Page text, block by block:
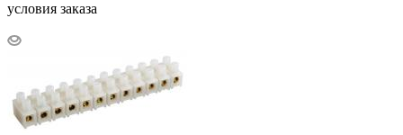
условия заказа